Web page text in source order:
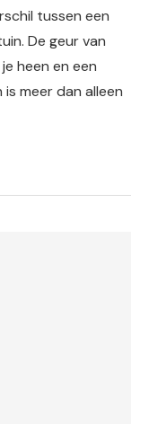
tussen een
De geur van
heen en een
meer dan alleen